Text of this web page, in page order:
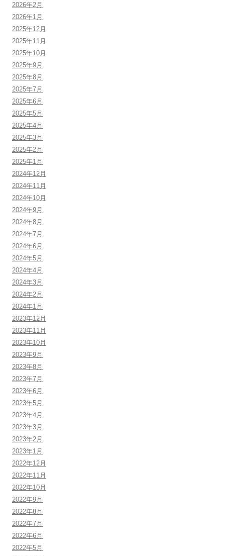
2026年2月
2026年1月
2025年12月
2025年11月
2025年10月
2025年9月
2025年8月
2025年7月
2025年6月
2025年5月
2025年4月
2025年3月
2025年2月
2025年1月
2024年12月
2024年11月
2024年10月
2024年9月
2024年8月
2024年7月
2024年6月
2024年5月
2024年4月
2024年3月
2024年2月
2024年1月
2023年12月
2023年11月
2023年10月
2023年9月
2023年8月
2023年7月
2023年6月
2023年5月
2023年4月
2023年3月
2023年2月
2023年1月
2022年12月
2022年11月
2022年10月
2022年9月
2022年8月
2022年7月
2022年6月
2022年5月